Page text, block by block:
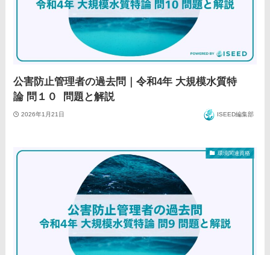
公害防止管理者の過去問｜令和4年 大規模水質特
論 問１０ 問題と解説
2026年1月21日 ISEED編集部
環境関連資格